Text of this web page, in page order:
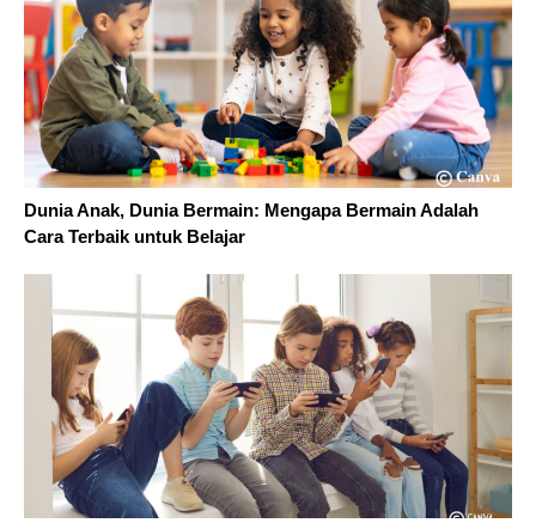
Dunia Anak, Dunia Bermain: Mengapa Bermain Adalah
Cara Terbaik untuk Belajar